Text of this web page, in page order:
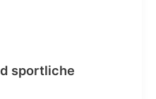
sportliche